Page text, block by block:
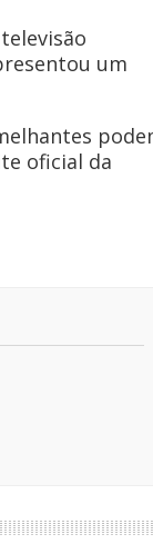
um
oficial da